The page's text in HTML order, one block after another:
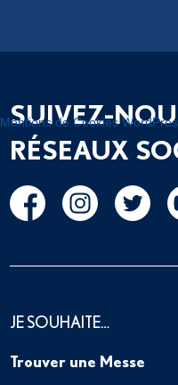
SUIVEZ-
RÉSEAUX
JE SOUHAITE…
Trouver une Messe
Mentions de Cookies